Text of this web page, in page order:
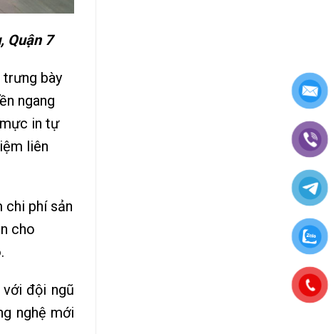
Quận 7
trưng bày
ngang
in tự
liên
chi phí sản
cho
đội ngũ
nghệ mới